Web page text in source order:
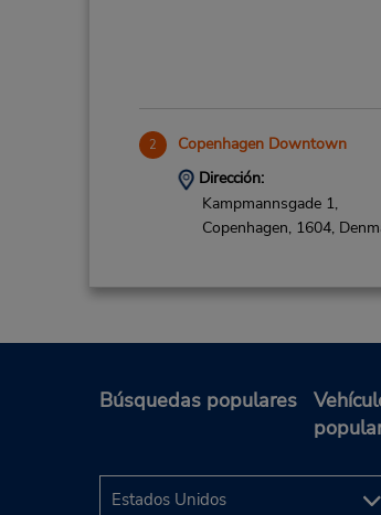
2 Copenhagen Downtown
Dirección:
Kampmannsgade 1,
Copenhagen, 1604,
3 Malmo City
Parking House Oresund,
Búsquedas populares